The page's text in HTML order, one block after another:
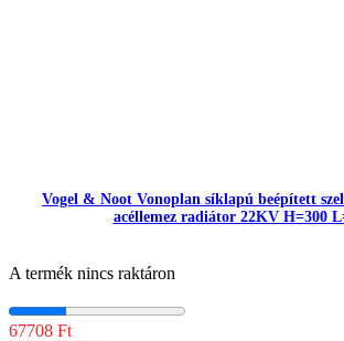
Vogel & Noot Vonoplan síklapú beépített
acéllemez radiátor 22KV H=300
A termék nincs raktáron
67708 Ft